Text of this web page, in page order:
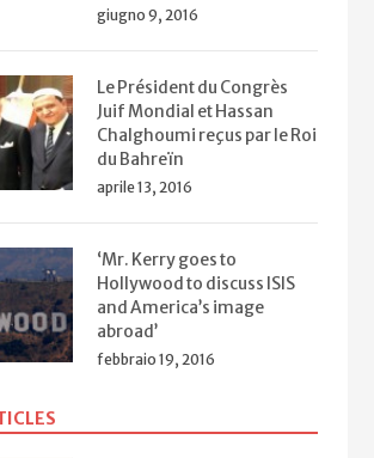
giugno 9, 2016
Le Président du Congrès
Juif Mondial et Hassan
Chalghoumi reçus par le Roi
du Bahreïn
aprile 13, 2016
‘Mr. Kerry goes to
Hollywood to discuss ISIS
and America’s image
abroad’
febbraio 19, 2016